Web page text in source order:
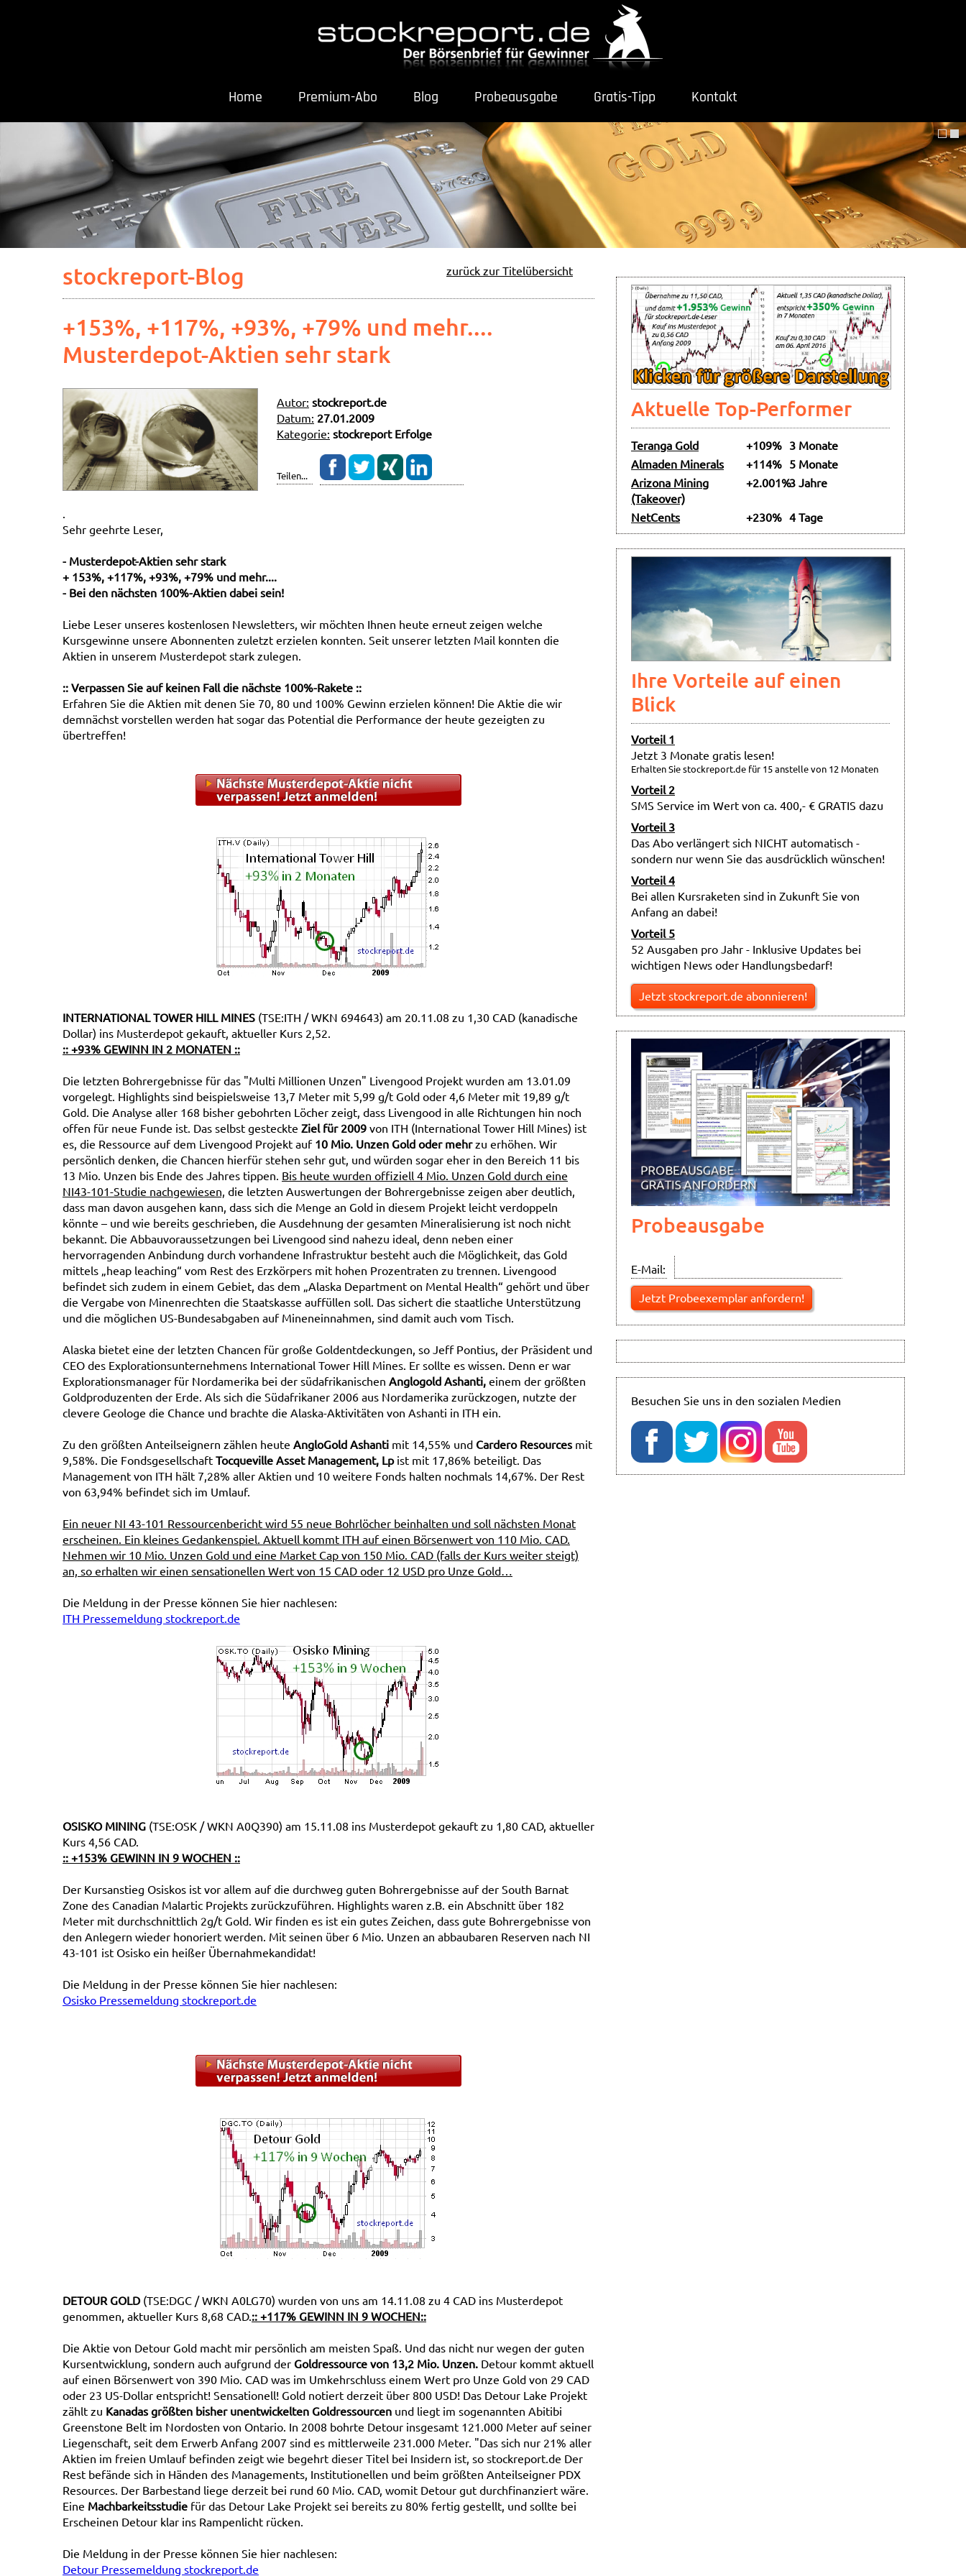
Home Premium-Abo Blog Probeausgabe Gratis-Tipp Kontakt
stockreport-Blog zurück zur Titelübersicht
+153%, +117%, +93%, +79% und mehr....
Musterdepot-Aktien sehr stark
Autor: stockreport.de
Datum: 27.01.2009
Kategorie: stockreport Erfolge
Teilen...
.
Sehr geehrte Leser,
- Musterdepot-Aktien sehr stark
+ 153%, +117%, +93%, +79% und mehr....
- Bei den nächsten 100%-Aktien dabei sein!
Liebe Leser unseres kostenlosen Newsletters, wir möchten Ihnen heute erneut zeigen welche
Kursgewinne unsere Abonnenten zuletzt erzielen konnten. Seit unserer letzten Mail konnten die
Aktien in unserem Musterdepot stark zulegen.
:: Verpassen Sie auf keinen Fall die nächste 100%-Rakete ::
Erfahren Sie die Aktien mit denen Sie 70, 80 und 100% Gewinn erzielen können! Die Aktie die wir
demnächst vorstellen werden hat sogar das Potential die Performance der heute gezeigten zu
übertreffen!
INTERNATIONAL TOWER HILL MINES (TSE:ITH / WKN 694643) am 20.11.08 zu 1,30 CAD (kanadische
Dollar) ins Musterdepot gekauft, aktueller Kurs 2,52.
:: +93% GEWINN IN 2 MONATEN ::
Die letzten Bohrergebnisse für das "Multi Millionen Unzen" Livengood Projekt wurden am 13.01.09
vorgelegt. Highlights sind beispielsweise 13,7 Meter mit 5,99 g/t Gold oder 4,6 Meter mit 19,89 g/t
Gold. Die Analyse aller 168 bisher gebohrten Löcher zeigt, dass Livengood in alle Richtungen hin noch
offen für neue Funde ist. Das selbst gesteckte Ziel für 2009 von ITH (International Tower Hill Mines) ist
es, die Ressource auf dem Livengood Projekt auf 10 Mio. Unzen Gold oder mehrzu erhöhen. Wir
persönlich denken, die Chancen hierfür stehen sehr gut, und würden sogar eher in den Bereich 11 bis
13 Mio. Unzen bis Ende des Jahres tippen. Bis heute wurden offiziell 4 Mio. Unzen Gold durch eine
NI43-101-Studie nachgewiesen, die letzten Auswertungen der Bohrergebnisse zeigen aber deutlich,
dass man davon ausgehen kann, dass sich die Menge an Gold in diesem Projekt leicht verdoppeln
könnte – und wie bereits geschrieben, die Ausdehnung der gesamten Mineralisierung ist noch nicht
bekannt. Die Abbauvoraussetzungen bei Livengood sind nahezu ideal, denn neben einer
hervorragenden Anbindung durch vorhandene Infrastruktur besteht auch die Möglichkeit, das Gold
mittels „heap leaching“ vom Rest des Erzkörpers mit hohen Prozentraten zu trennen. Livengood
befindet sich zudem in einem Gebiet, das dem „Alaska Department on Mental Health“ gehört und über
die Vergabe von Minenrechten die Staatskasse auffüllen soll. Das sichert die staatliche Unterstützung
und die möglichen US-Bundesabgaben auf Mineneinnahmen, sind damit auch vom Tisch.
Alaska bietet eine der letzten Chancen für große Goldentdeckungen, so Jeff Pontius, der Präsident und
CEO des Explorationsunternehmens International Tower Hill Mines. Er sollte es wissen. Denn er war
Explorationsmanager für Nordamerika bei der südafrikanischen Anglogold Ashanti, einem der größten
Goldproduzenten der Erde. Als sich die Südafrikaner 2006 aus Nordamerika zurückzogen, nutzte der
clevere Geologe die Chance und brachte die Alaska-Aktivitäten von Ashanti in ITH ein.
Zu den größten Anteilseignern zählen heute AngloGold Ashanti mit 14,55% und Cardero Resourcesmit
9,58%. Die Fondsgesellschaft Tocqueville Asset Management, Lpist mit 17,86% beteiligt. Das
Management von ITH hält 7,28% aller Aktien und 10 weitere Fonds halten nochmals 14,67%. Der Rest
von 63,94% befindet sich im Umlauf.
Ein neuer NI 43-101 Ressourcenbericht wird 55 neue Bohrlöcher beinhalten und soll nächsten Monat
erscheinen. Ein kleines Gedankenspiel. Aktuell kommt ITH auf einen Börsenwert von 110 Mio. CAD.
Nehmen wir 10 Mio. Unzen Gold und eine Market Cap von 150 Mio. CAD (falls der Kurs weiter steigt)
an, so erhalten wir einen sensationellen Wert von 15 CAD oder 12 USD pro Unze Gold…
Die Meldung in der Presse können Sie hier nachlesen:
ITH Pressemeldung stockreport.de
OSISKO MINING (TSE:OSK / WKN A0Q390) am 15.11.08 ins Musterdepot gekauft zu 1,80 CAD, aktueller
Kurs 4,56 CAD.
:: +153% GEWINN IN 9 WOCHEN ::
Der Kursanstieg Osiskos ist vor allem auf die durchweg guten Bohrergebnisse auf der South Barnat
Zone des Canadian Malartic Projekts zurückzuführen. Highlights waren z.B. ein Abschnitt über 182
Meter mit durchschnittlich 2g/t Gold. Wir finden es ist ein gutes Zeichen, dass gute Bohrergebnisse von
den Anlegern wieder honoriert werden. Mit seinen über 6 Mio. Unzen an abbaubaren Reserven nach NI
43-101 ist Osisko ein heißer Übernahmekandidat!
Die Meldung in der Presse können Sie hier nachlesen:
Osisko Pressemeldung stockreport.de
DETOUR GOLD(TSE:DGC / WKN A0LG70) wurden von uns am 14.11.08 zu 4 CAD ins Musterdepot
genommen, aktueller Kurs 8,68 CAD.:: +117% GEWINN IN 9 WOCHEN::
Die Aktie von Detour Gold macht mir persönlich am meisten Spaß. Und das nicht nur wegen der guten
Kursentwicklung, sondern auch aufgrund der Goldressource von 13,2 Mio. Unzen. Detour kommt aktuell
auf einen Börsenwert von 390 Mio. CAD was im Umkehrschluss einem Wert pro Unze Gold von 29 CAD
oder 23 US-Dollar entspricht! Sensationell! Gold notiert derzeit über 800 USD! Das Detour Lake Projekt
zählt zu Kanadas größten bisher unentwickelten Goldressourcen und liegt im sogenannten Abitibi
Greenstone Belt im Nordosten von Ontario. In 2008 bohrte Detour insgesamt 121.000 Meter auf seiner
Liegenschaft, seit dem Erwerb Anfang 2007 sind es mittlerweile 231.000 Meter. "Das sich nur 21% aller
Aktien im freien Umlauf befinden zeigt wie begehrt dieser Titel bei Insidern ist, so stockreport.de Der
Rest befände sich in Händen des Managements, Institutionellen und beim größten Anteilseigner PDX
Resources. Der Barbestand liege derzeit bei rund 60 Mio. CAD, womit Detour gut durchfinanziert wäre.
Eine Machbarkeitsstudie für das Detour Lake Projekt sei bereits zu 80% fertig gestellt, und sollte bei
Erscheinen Detour klar ins Rampenlicht rücken.
Die Meldung in der Presse können Sie hier nachlesen:
Detour Pressemeldung stockreport.de
Aktuelle Top-Performer
Teranga Gold +109% 3 Monate
Almaden Minerals
+114% 5 Monate
Arizona Mining
(Takeover)
+2.001%3 Jahre
NetCents +230% 4 Tage
Ihre Vorteile auf einen
Blick
Vorteil 1
Jetzt 3 Monate gratis lesen!
Erhalten Sie stockreport.de für 15 anstelle von 12 Monaten
Vorteil 2
SMS Service im Wert von ca. 400,- € GRATIS dazu
Vorteil 3
Das Abo verlängert sich NICHT automatisch -
sondern nur wenn Sie das ausdrücklich wünschen!
Vorteil 4
Bei allen Kursraketen sind in Zukunft Sie von
Anfang an dabei!
Vorteil 5
52 Ausgaben pro Jahr - Inklusive Updates bei
wichtigen News oder Handlungsbedarf!
Jetzt stockreport.de abonnieren!
Probeausgabe
E-Mail:
Besuchen Sie uns in den sozialen Medien